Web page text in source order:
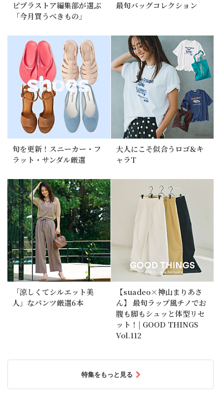
ピプラストア編集部が選ぶ
「今月買うべきもの」
最旬バッグコレクション
旬を更新！スニーカー・フ
ラット・サンダル厳選
大人にこそ似合うロゴ&キ
ャラT
「涼しくてシルエット美
人」なパンツ厳選6本
【suadeo×神山まりあさ
ん】 最旬ラップ風チノでお
腹も脚もシュッと体型リセ
ット！| GOOD THINGS
Vol.112
特集をもっと見る